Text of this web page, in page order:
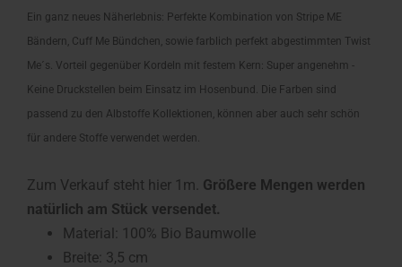
Ein ganz neues Näherlebnis: Perfekte Kombination von Stripe ME
Bändern, Cuff Me Bündchen, sowie farblich perfekt abgestimmten Twist
Me´s. Vorteil gegenüber Kordeln mit festem Kern: Super angenehm -
Keine Druckstellen beim Einsatz im Hosenbund. Die Farben sind
passend zu den Albstoffe Kollektionen, können aber auch sehr schön
für andere Stoffe verwendet werden.
Zum Verkauf steht hier 1m. Größere Mengen werden
natürlich am Stück versendet.
Material: 100% Bio Baumwolle
Breite: 3,5 cm